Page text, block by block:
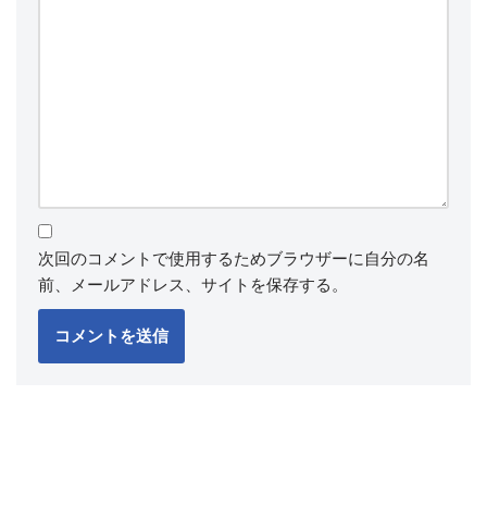
次回のコメントで使用するためブラウザーに自分の名
前、メールアドレス、サイトを保存する。